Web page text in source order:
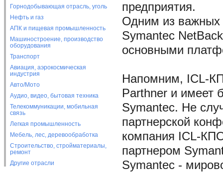
Горнодобывающая отрасль, уголь
Нефть и газ
АПК и пищевая промышленность
Машиностроение, производство
оборудования
Транспорт
Авиация, аэрокосмическая
индустрия
Авто/Мото
Аудио, видео, бытовая техника
Телекоммуникации, мобильная
связь
Легкая промышленность
Мебель, лес, деревообработка
Строительство, стройматериалы,
ремонт
Другие отрасли
предприятия.
Одним из важных
Symantec
основными
Напомним, ICL-
Parthner и имеет
Symantec. Не
партнерской
компания ICL-
партнером
Symantec -